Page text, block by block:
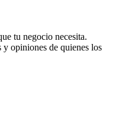
tu negocio necesita.
y opiniones de quienes los